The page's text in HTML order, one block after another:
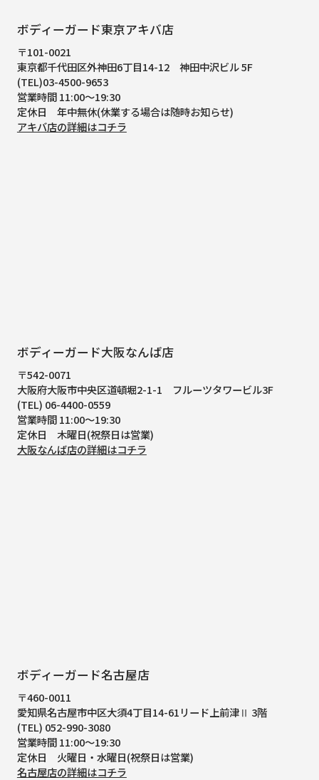
ボディーガード東京アキバ店
〒101-0021
東京都千代田区外神田6丁目14-12 神田中沢ビル 5F
(TEL)03-4500-9653
営業時間 11:00～19:30
定休日 年中無休(休業する場合は随時お知らせ)
アキバ店の詳細はコチラ
ボディーガード大阪なんば店
〒542-0071
大阪府大阪市中央区道頓堀2-1-1
フルーツタワービル3F
(TEL) 06-4400-0559
営業時間 11:00～19:30
定休日 木曜日(祝祭日は営業)
大阪なんば店の詳細はコチラ
ボディーガード名古屋店
〒460-0011
愛知県名古屋市中区大須4丁目14-61リード上前津Ⅱ 3階
(TEL) 052-990-3080
営業時間 11:00～19:30
定休日 火曜日・水曜日(祝祭日は営業)
名古屋店の詳細はコチラ